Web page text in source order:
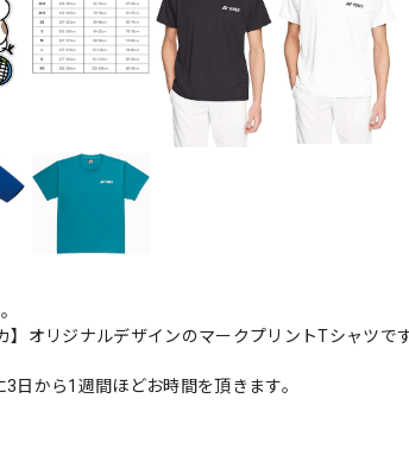
】オリジナルデザインのマークプリントTシャツで
日から1週間ほどお時間を頂きます。